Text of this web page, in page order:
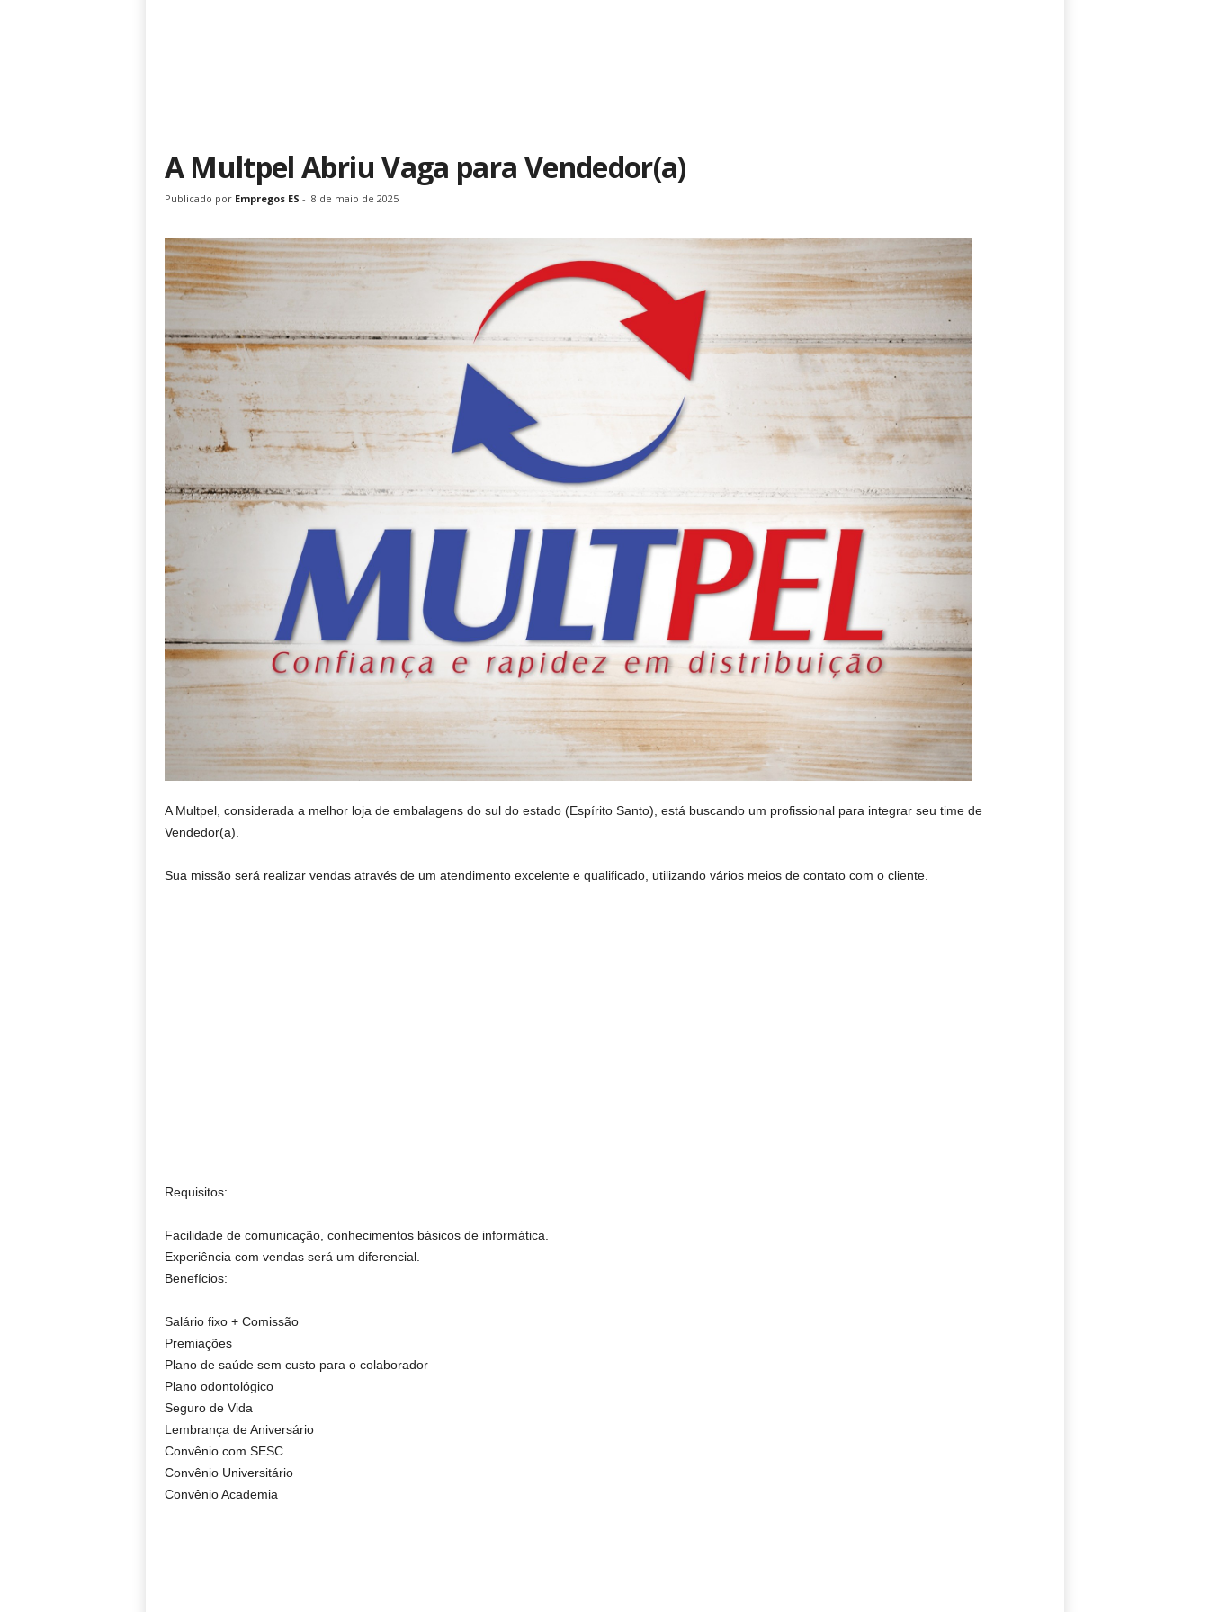
A Multpel Abriu Vaga para Vendedor(a)
Publicado por Empregos ES - 8 de maio de 2025
A Multpel, considerada a melhor loja de embalagens do sul do estado (Espírito Santo), está buscando um profissional para integrar seu time de
Vendedor(a).
Sua missão será realizar vendas através de um atendimento excelente e qualificado, utilizando vários meios de contato com o cliente.
Requisitos:
Facilidade de comunicação, conhecimentos básicos de informática.
Experiência com vendas será um diferencial.
Benefícios:
Salário fixo + Comissão
Premiações
Plano de saúde sem custo para o colaborador
Plano odontológico
Seguro de Vida
Lembrança de Aniversário
Convênio com SESC
Convênio Universitário
Convênio Academia